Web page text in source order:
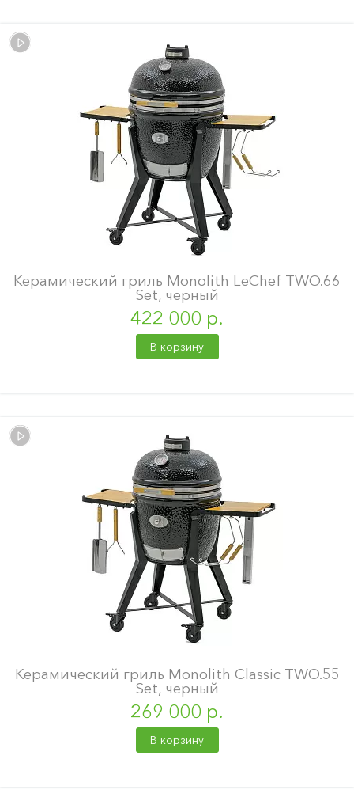
Керамический гриль Monolith LeChef TWO.66
Set, черный
422 000 р.
В корзину
Керамический гриль Monolith Classic TWO.55
Set, черный
269 000 р.
В корзину